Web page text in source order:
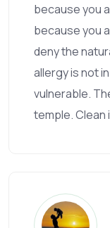
because you
because you
deny the
allergy is not
vulnerable.
temple. Clean